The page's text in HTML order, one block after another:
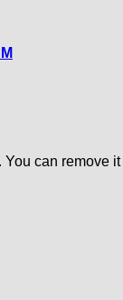
can remove